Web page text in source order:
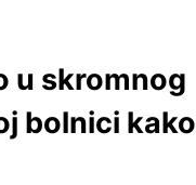
u skromnog
bolnici kako